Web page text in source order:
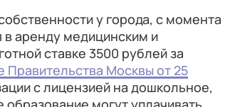
у города, с момента
аренду медицинским и
ставке 3500 рублей за
Правительства Москвы от 25
с лицензией на дошкольное,